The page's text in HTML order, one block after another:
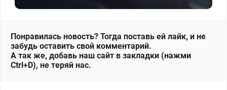
Понравилась новость? Тогда поставь ей лайк, и не
забудь оставить свой комментарий.
А так же, добавь наш сайт в закладки (нажми
Ctrl+D), не теряй нас.